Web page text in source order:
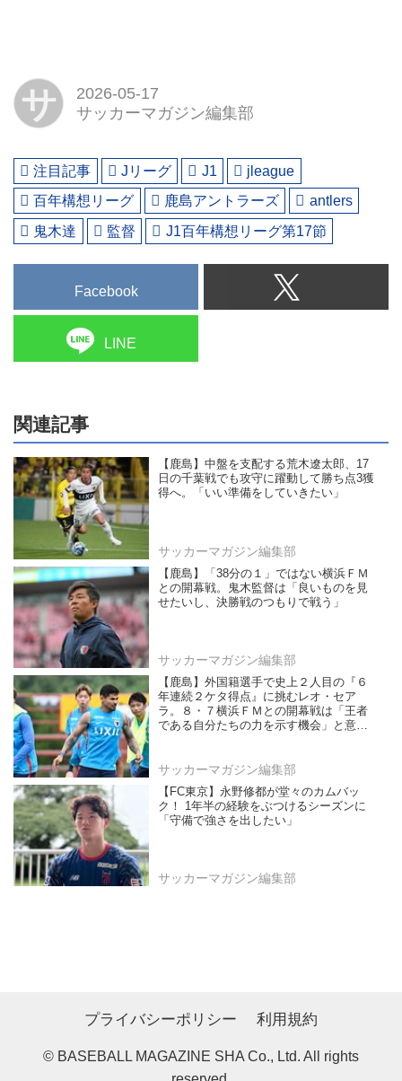
サ
2026-05-17
サッカーマガジン編集部
注目記事 Jリーグ J1
jleague
百年構想リーグ
鹿島アントラーズ
antlers
鬼木達
監督 J1百年構想リーグ第17節
Facebook
LINE
関連記事
【鹿島】中盤を支配する荒木遼太郎、17
日の千葉戦でも攻守に躍動して勝ち点3獲
得へ。「いい準備をしていきたい」
サッカーマガジン編集部
【鹿島】「38分の１」ではない横浜ＦＭ
との開幕戦。鬼木監督は「良いものを見
せたいし、決勝戦のつもりで戦う」
サッカーマガジン編集部
【鹿島】外国籍選手で史上２人目の『６
年連続２ケタ得点』に挑むレオ・セア
ラ。８・７横浜ＦＭとの開幕戦は「王者
である自分たちの力を示す機会」と意気
サッカーマガジン編集部
【FC東京】永野修都が堂々のカムバッ
ク！ 1年半の経験をぶつけるシーズンに
「守備で強さを出したい」
サッカーマガジン編集部
プライバシーポリシー 利用規約
© BASEBALL MAGAZINE SHA Co., Ltd. All rights